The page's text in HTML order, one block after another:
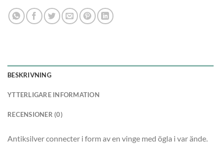
BESKRIVNING
YTTERLIGARE INFORMATION
RECENSIONER (0)
Antiksilver connecter i form av en vinge med ögla i var ände.